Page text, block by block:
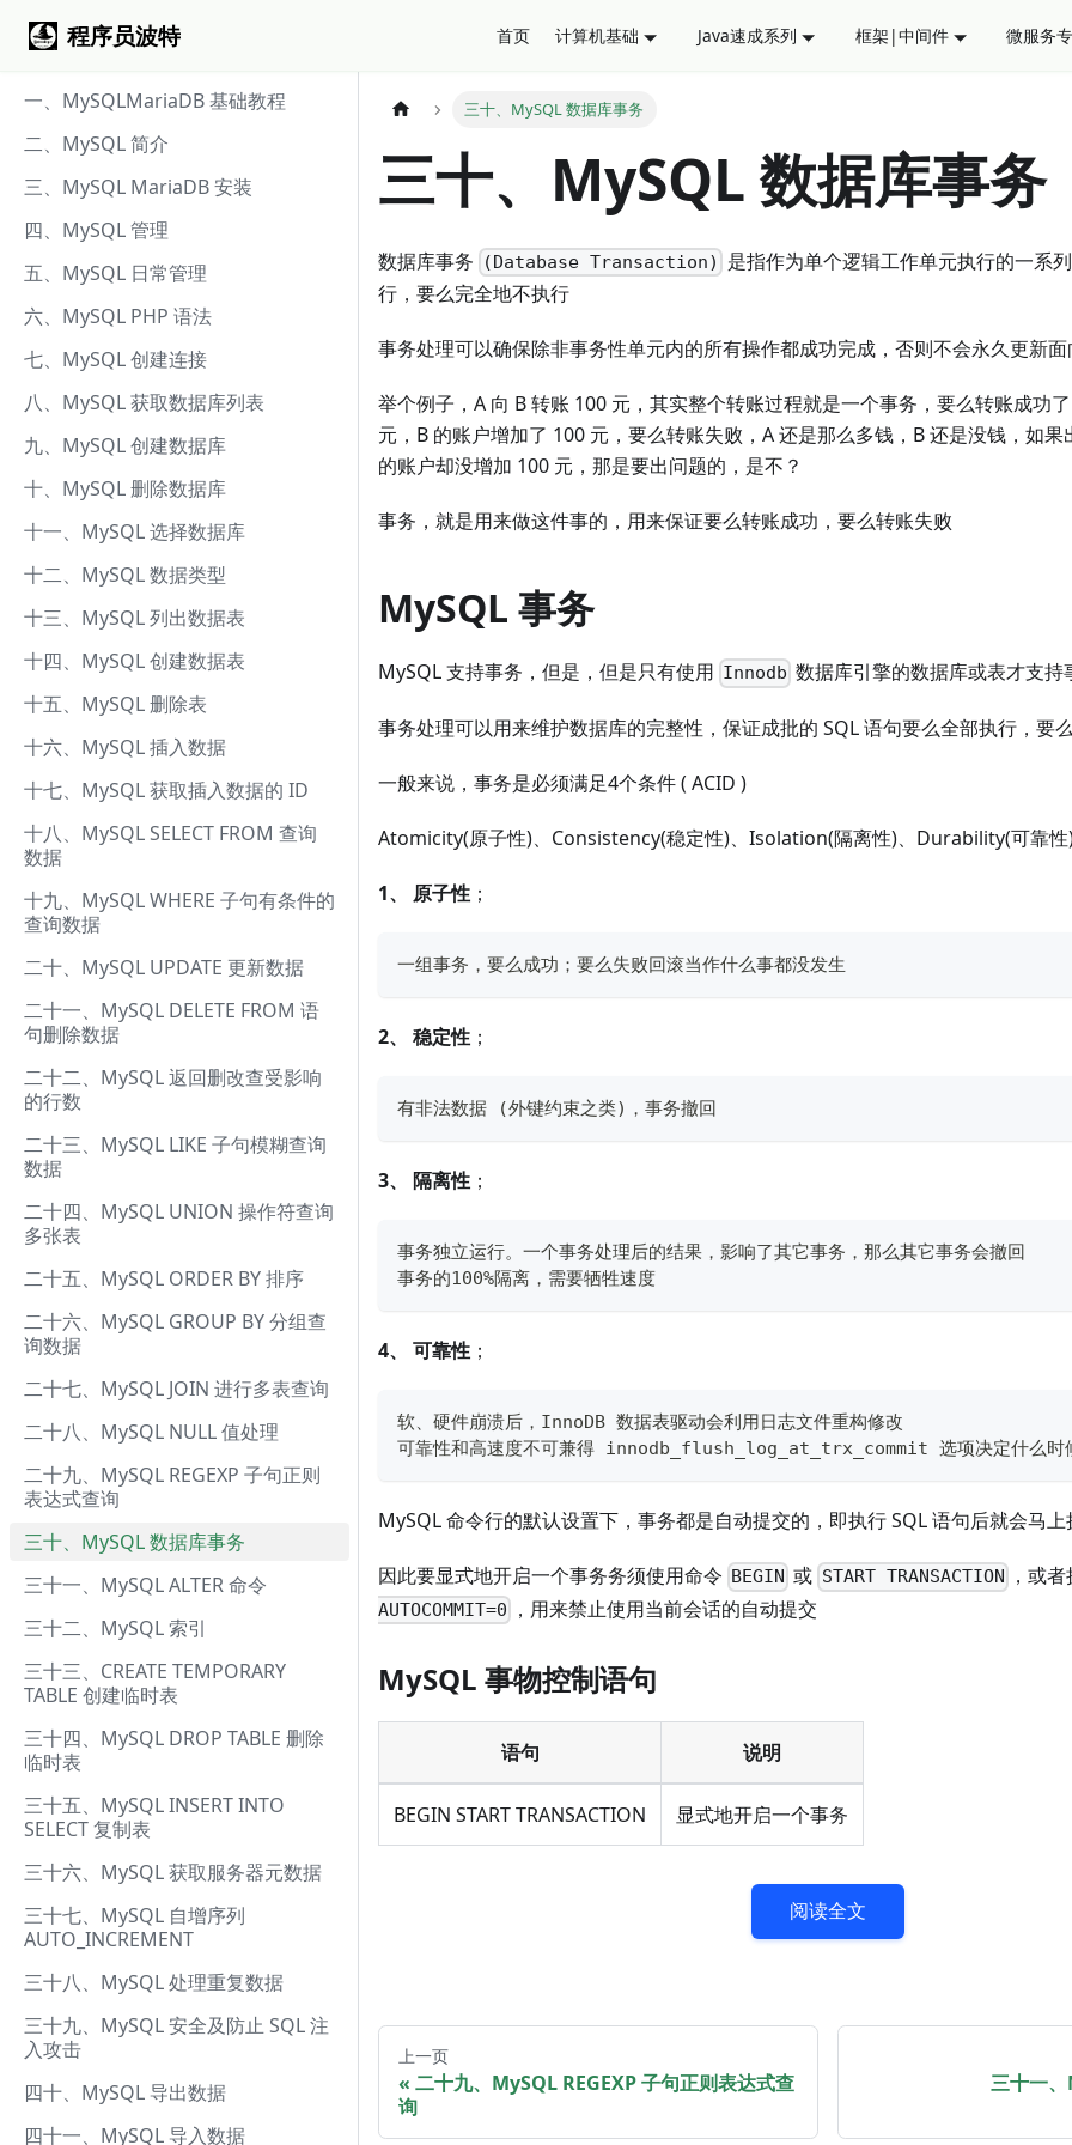
程序员波特 首页 计算机基础 Java速成系列 框架|中间件 微服务
一、MySQLMariaDB 基础教程
二、MySQL 简介
三、MySQL MariaDB 安装
四、MySQL 管理
五、MySQL 日常管理
六、MySQL PHP 语法
七、MySQL 创建连接
八、MySQL 获取数据库列表
九、MySQL 创建数据库
十、MySQL 删除数据库
十一、MySQL 选择数据库
十二、MySQL 数据类型
十三、MySQL 列出数据表
十四、MySQL 创建数据表
十五、MySQL 删除表
十六、MySQL 插入数据
十七、MySQL 获取插入数据的 ID
十八、MySQL SELECT FROM 查询
数据
十九、MySQL WHERE 子句有条件的
查询数据
二十、MySQL UPDATE 更新数据
二十一、MySQL DELETE FROM 语
句删除数据
二十二、MySQL 返回删改查受影响
的行数
二十三、MySQL LIKE 子句模糊查询
数据
二十四、MySQL UNION 操作符查询
多张表
二十五、MySQL ORDER BY 排序
二十六、MySQL GROUP BY 分组查
询数据
二十七、MySQL JOIN 进行多表查询
二十八、MySQL NULL 值处理
二十九、MySQL REGEXP 子句正则
表达式查询
三十、MySQL 数据库事务
三十一、MySQL ALTER 命令
三十二、MySQL 索引
三十三、CREATE TEMPORARY
TABLE 创建临时表
三十四、MySQL DROP TABLE 删除
临时表
三十五、MySQL INSERT INTO
SELECT 复制表
三十六、MySQL 获取服务器元数据
三十七、MySQL 自增序列
AUTO_INCREMENT
三十八、MySQL 处理重复数据
三十九、MySQL 安全及防止 SQL 注
入攻击
四十、MySQL 导出数据
四十一、MySQL 导入数据
三十、MySQL 数据库事务
三十、MySQL 数据库事务
数据库事务 (Database Transaction)
是指作为单个逻辑工作单元执行的一系
行，要么完全地不执行
事务处理可以确保除非事务性单元内的所有操作都成功完成，否则不会永久更新
举个例子，A 向 B 转账 100 元，其实整个转账过程就是一个事务，要么转账成功
元，B 的账户增加了 100 元，要么转账失败，A 还是那么多钱，B 还是没钱，如果
的账户却没增加 100 元，那是要出问题的，是不？
事务，就是用来做这件事的，用来保证要么转账成功，要么转账失败
MySQL 事务
MySQL 支持事务，但是，但是只有使用 Innodb 数据库引擎的数据库或表才支持
事务处理可以用来维护数据库的完整性，保证成批的 SQL 语句要么全部执行，要
一般来说，事务是必须满足4个条件 ( ACID )
Atomicity(原子性)、Consistency(稳定性)、Isolation(隔离性)、Durability(可靠
1、 原子性；
一组事务，要么成功；要么失败回滚当作什么事都没发生
2、 稳定性；
有非法数据 (外键约束之类)，事务撤回
3、 隔离性；
事务独立运行。一个事务处理后的结果，影响了其它事务，那么其它事务会撤回
事务的100%隔离，需要牺牲速度
4、 可靠性；
软、硬件崩溃后，InnoDB 数据表驱动会利用日志文件重构修改
可靠性和高速度不可兼得 innodb_flush_log_at_trx_commit 选项决定什么时
MySQL 命令行的默认设置下，事务都是自动提交的，即执行 SQL 语句后就会马
因此要显式地开启一个事务务须使用命令 BEGIN 或 START TRANSACTION ，或者
AUTOCOMMIT=0
，用来禁止使用当前会话的自动提交
MySQL 事物控制语句
语句 说明
BEGIN START TRANSACTION 显式地开启一个事务
阅读全文
上一页
二十九、MySQL REGEXP 子句正则表达式查
询
三十一